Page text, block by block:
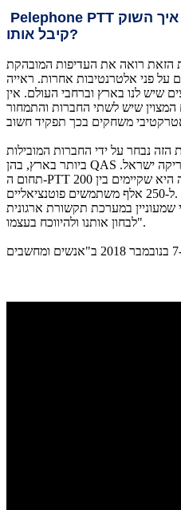
Pelephone PTT השוק
קיבל אותו?
הזאת רואה את העדיפות המובהקת
על פני אלטרנטיבות אחרות. ראייה
שיש לנו בארץ וברחבי העולם. אין
שיש לשתי החברות והתמחור
הזה נבחר על ידי החברות המובילות
ביותר בארץ, בהן QAS בנמל התעופה, אגד ומלונות אפריקה ישראל.
תחום ה-PTT עובר מהפכה אמתית וההערכה היא שקיימים בין 200
ל-250 אלף משתמשים פוטנציאליים. Pelephone PTT הוא השירות
שמעוניין במערכת תקשורת ארגונית
לבחון אותנו ולהיווכח בעצמו".